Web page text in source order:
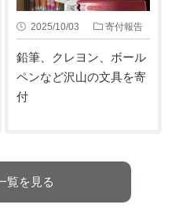
2025/10/03 寄付報告
鉛筆、クレヨン、ボール
ペンなど沢山の文具を寄
付
覧を見る